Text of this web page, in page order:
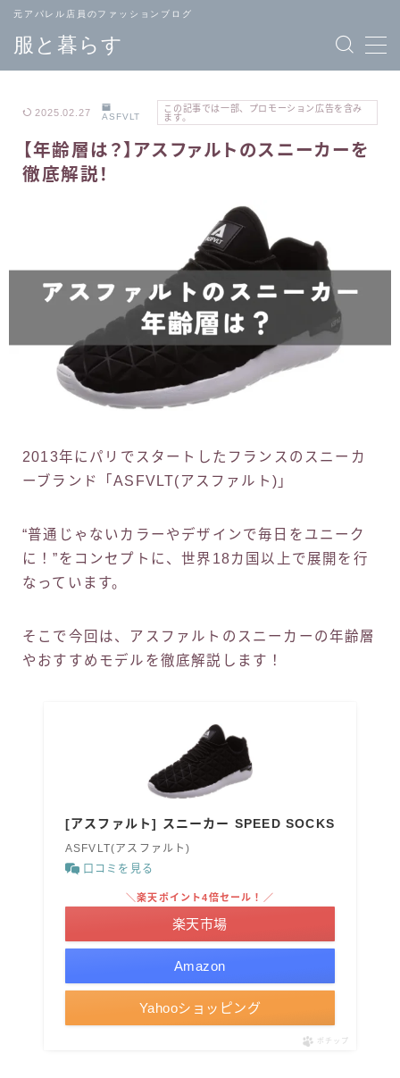
服と暮らす
元アパレル店員のファッションブログ
TOPページ
へ戻る
ブランド
ファッション
レディース
ファッション
バッグ ジュエリー
2025.02.27 ASFVLT
この記事では一部、プロモーション広告を含み
ます。
【年齢層は？】アスファルトのスニーカーを
徹底解説！
2013年にパリでスタートしたフランスのスニーカ
ーブランド「ASFVLT(アスファルト)」
“普通じゃないカラーやデザインで毎日をユニーク
に！”をコンセプトに、世界18カ国以上で展開を行
なっています。
そこで今回は、アスファルトのスニーカーの年齢層
やおすすめモデルを徹底解説します！
[アスファルト] スニーカー SPEED SOCKS
ASFVLT(アスファルト)
口コミを見る
Amazon
＼楽天ポイント4倍セール！／
楽天市場
Yahooショッピング
ポチップ